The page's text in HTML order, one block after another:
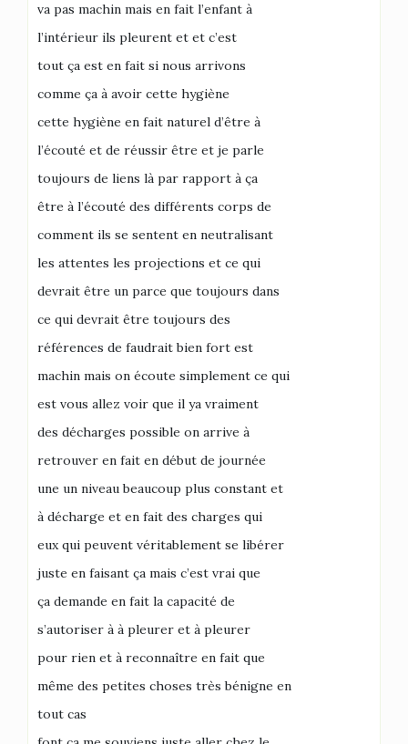
va pas machin mais en fait l’enfant à
l’intérieur ils pleurent et et c’est
tout ça est en fait si nous arrivons
comme ça à avoir cette hygiène
cette hygiène en fait naturel d’être à
l’écouté et de réussir être et je parle
toujours de liens là par rapport à ça
être à l’écouté des différents corps de
comment ils se sentent en neutralisant
les attentes les projections et ce qui
devrait être un parce que toujours dans
ce qui devrait être toujours des
références de faudrait bien fort est
machin mais on écoute simplement ce qui
est vous allez voir que il ya vraiment
des décharges possible on arrive à
retrouver en fait en début de journée
une un niveau beaucoup plus constant et
à décharge et en fait des charges qui
eux qui peuvent véritablement se libérer
juste en faisant ça mais c’est vrai que
ça demande en fait la capacité de
s’autoriser à à pleurer et à pleurer
pour rien et à reconnaître en fait que
même des petites choses très bénigne en
tout cas